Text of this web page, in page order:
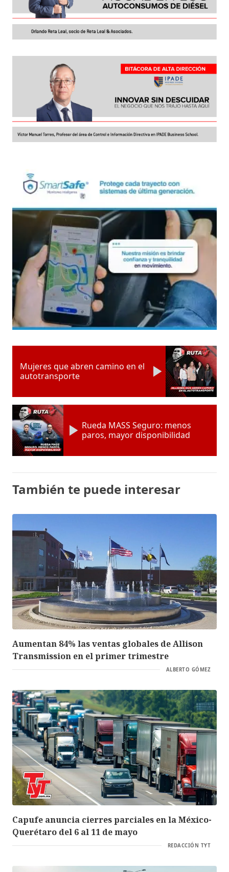
Mujeres que abren camino en el
autotransporte
Rueda MASS Seguro: menos
paros, mayor disponibilidad
También te puede interesar
Aumentan 84% las ventas globales de Allison
Transmission en el primer trimestre
ALBERTO GÓMEZ
Capufe anuncia cierres parciales en la México-
Querétaro del 6 al 11 de mayo
REDACCIÓN TYT